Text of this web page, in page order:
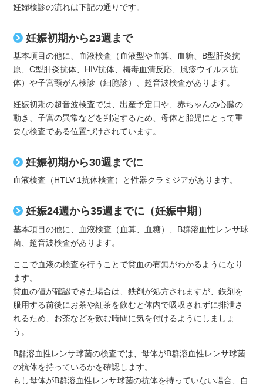
妊婦検診の流れは下記の通りです。
妊娠初期から23週まで
基本項目の他に、血液検査（血液型や血算、血糖、B型肝炎抗
原、C型肝炎抗体、HIV抗体、梅毒血清反応、風疹ウイルス抗
体）や子宮頸がん検診（細胞診）、超音波検査があります。
妊娠初期の超音波検査では、出産予定日や、赤ちゃんの心臓の
動き、子宮の異常などを判定するため、母体と胎児にとって重
要な検査である位置づけされています。
妊娠初期から30週までに
血液検査（HTLV-1抗体検査）と性器クラミジアがあります。
妊娠24週から35週までに（妊娠中期）
基本項目の他に、血液検査（血算、血糖）、B群溶血性レンサ球
菌、超音波検査があります。
ここで血液の検査を行うことで貧血の有無がわかるようになり
ます。
貧血の値が確認できた場合は、鉄剤が処方されますが、鉄剤を
服用する前後にお茶や紅茶を飲むと体内で吸収されずに排泄さ
れるため、お茶などを飲む時間に気を付けるようにしましょ
う。
B群溶血性レンサ球菌の検査では、母体がB群溶血性レンサ球菌
の抗体を持っているかを確認します。
もし母体がB群溶血性レンサ球菌の抗体を持っていない場合、自